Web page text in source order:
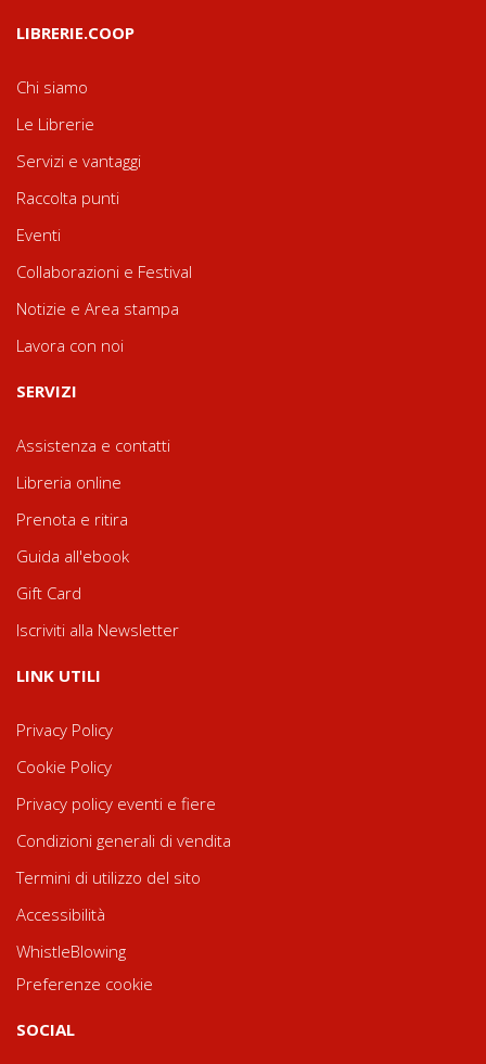
LIBRERIE.COOP
Chi siamo
Le Librerie
Servizi e vantaggi
Raccolta punti
Eventi
Collaborazioni e Festival
Notizie e Area stampa
Lavora con noi
SERVIZI
Assistenza e contatti
Libreria online
Prenota e ritira
Guida all'ebook
Gift Card
Iscriviti alla Newsletter
LINK UTILI
Privacy Policy
Cookie Policy
Privacy policy eventi e fiere
Condizioni generali di vendita
Termini di utilizzo del sito
Accessibilità
WhistleBlowing
Preferenze cookie
SOCIAL